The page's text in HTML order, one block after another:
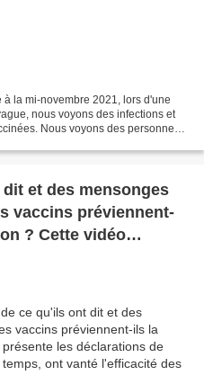
la mi-novembre 2021, lors d'une
nous voyons des infections et
Nous voyons des personnes
et des mensonges
vaccins préviennent-
? Cette vidéo
de personnalités qui,
vanté l'efficacité des